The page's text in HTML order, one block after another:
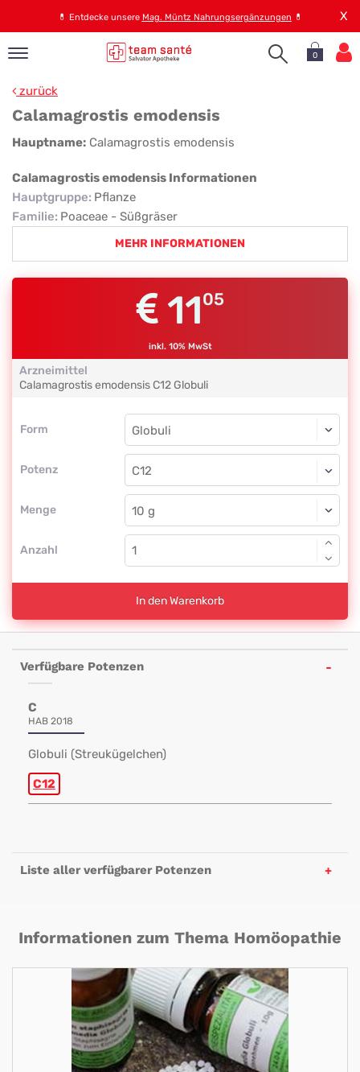
💊 Entdecke unsere Mag. Müntz Nahrungsergänzungen 💊 X
0
zurück
Calamagrostis emodensis
Calamagrostis
emodensis
Hauptname: Calamagrostis emodensis
Calamagrostis emodensis Informationen
Hauptgruppe: Pflanze
Familie: Poaceae - Süßgräser
MEHR INFORMATIONEN
1105
inkl. 10% MwSt
Arzneimittel
Calamagrostis emodensis C12 Globuli
Form
Form
Potenz
Globuli
C12
Menge
Globuli
Anzahl
In den Warenkorb
Verfügbare Potenzen
C
HAB 2018
Globuli (Streukügelchen)
C12
Liste aller verfügbarer Potenzen
Informationen zum Thema Homöopathie